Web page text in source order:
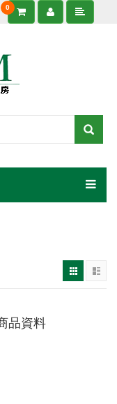
0
品資料